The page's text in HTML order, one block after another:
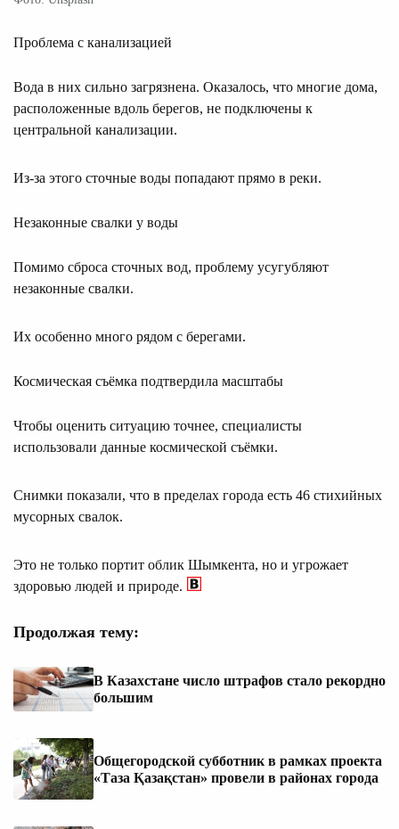
Проблема с канализацией
Вода в них сильно загрязнена. Оказалось, что многие дома,
расположенные вдоль берегов, не подключены к
центральной канализации.
Из-за этого сточные воды попадают прямо в реки.
Незаконные свалки у воды
Помимо сброса сточных вод, проблему усугубляют
незаконные свалки.
Их особенно много рядом с берегами.
Космическая съёмка подтвердила масштабы
Чтобы оценить ситуацию точнее, специалисты
использовали данные космической съёмки.
Снимки показали, что в пределах города есть 46 стихийных
мусорных свалок.
Это не только портит облик Шымкента, но и угрожает
здоровью людей и природе.
Продолжая тему:
В Казахстане число штрафов стало рекордно
большим
Общегородской субботник в рамках проекта
«Таза Қазақстан» провели в районах города